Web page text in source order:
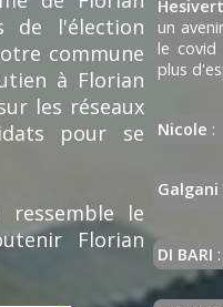
un
le covid
plus
Nicole :
Galgani
DI BARI
de l'élection
commune
à Florian
les réseaux
pour se
le
Florian